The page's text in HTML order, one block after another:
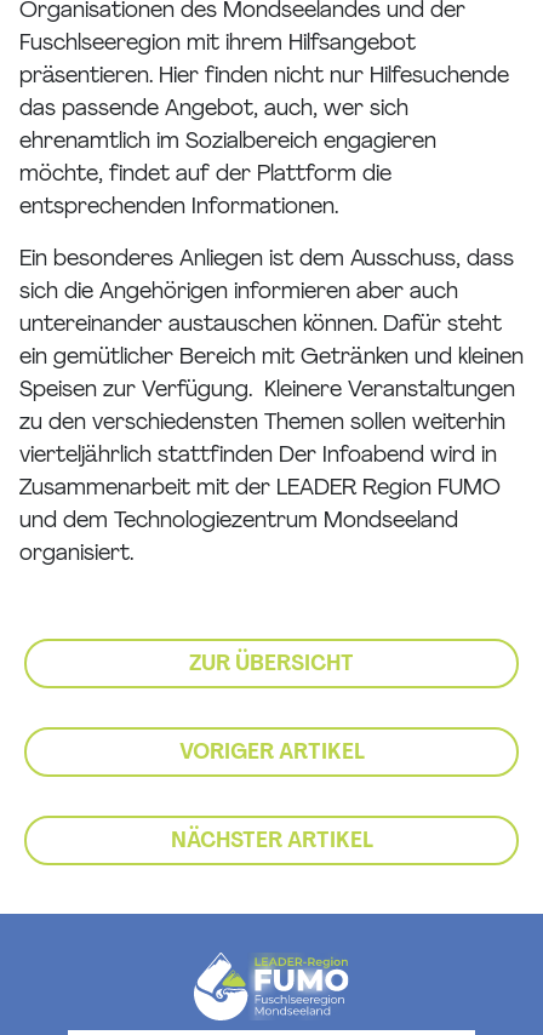
Organisationen des Mondseelandes und der
Fuschlseeregion mit ihrem Hilfsangebot
präsentieren. Hier finden nicht nur Hilfesuchende
das passende Angebot, auch, wer sich
ehrenamtlich im Sozialbereich engagieren
möchte, findet auf der Plattform die
entsprechenden Informationen.
Ein besonderes Anliegen ist dem Ausschuss, dass
sich die Angehörigen informieren aber auch
untereinander austauschen können. Dafür steht
ein gemütlicher Bereich mit Getränken und kleinen
Speisen zur Verfügung. Kleinere Veranstaltungen
zu den verschiedensten Themen sollen weiterhin
vierteljährlich stattfinden Der Infoabend wird in
Zusammenarbeit mit der LEADER Region FUMO
und dem Technologiezentrum Mondseeland
organisiert.
ZUR ÜBERSICHT
VORIGER ARTIKEL
NÄCHSTER ARTIKEL